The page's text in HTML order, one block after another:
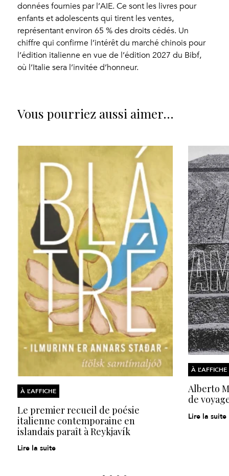
données fournies par l’AIE. Ce sont les livres pour
enfants et adolescents qui tirent les ventes,
représentant environ 65 % des droits cédés. Un
chiffre qui confirme l’intérêt du marché chinois pour
l’édition italienne en vue de l’édition 2027 du Bibf,
où l’Italie sera l’invitée d’honneur.
Vous pourriez aussi aimer…
À L’AFFICHE
Le premier recueil de poésie
italienne contemporaine en
islandais paraît à Reykjavík
Lire la suite
À L’AFFICHE
Alberto
de
Lire la suite